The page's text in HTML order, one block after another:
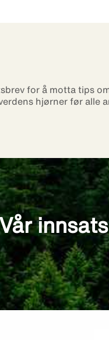
for å motta tips
hjørner før alle